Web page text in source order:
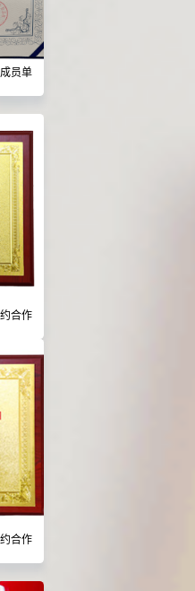
员单
合作
合作